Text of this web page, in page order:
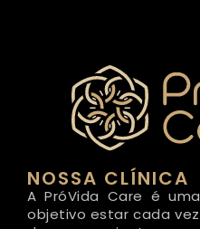
NOSSA CLÍNICA
A PróVida Care é
objetivo estar cada